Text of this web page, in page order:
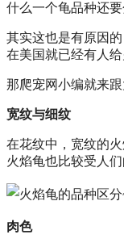
什么一个龟品种还要
其实这也是有原因
在美国就已经有人给
那爬宠网小编就来跟
宽纹与细纹
在花纹中，宽纹的
火焰龟也比较受人们
肉色